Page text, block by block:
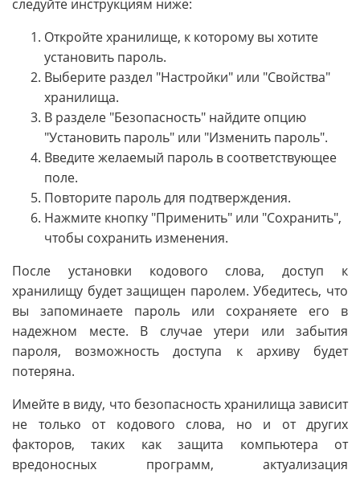
следуйте инструкциям ниже:
Откройте хранилище, к которому вы хотите
установить пароль.
Выберите раздел "Настройки" или "Свойства"
хранилища.
В разделе "Безопасность" найдите опцию
"Установить пароль" или "Изменить пароль".
Введите желаемый пароль в соответствующее
поле.
Повторите пароль для подтверждения.
Нажмите кнопку "Применить" или "Сохранить",
чтобы сохранить изменения.
После установки кодового слова, доступ к
хранилищу будет защищен паролем. Убедитесь, что
вы запоминаете пароль или сохраняете его в
надежном месте. В случае утери или забытия
пароля, возможность доступа к архиву будет
потеряна.
Имейте в виду, что безопасность хранилища зависит
не только от кодового слова, но и от других
факторов, таких как защита компьютера от
вредоносных программ, актуализация